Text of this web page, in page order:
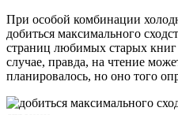
При особой комбинации
добиться максимального
страниц любимых старых
случае, правда, на чтение
планировалось, но оно того